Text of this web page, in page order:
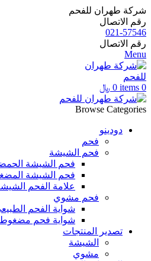
شركة طهران للفحم
رقم الاتصال
021-57546
رقم الاتصال
Menu
0
items
0 ﷼
Browse Categories
دودينو
فحم
فحم الشيشة
فحم الشيشة
فحم الشيشة
علامة الفحم
فحم مشوي
شواية الفحم
شواية فحم
تصدير المنتجات
الشيشة
مشوي